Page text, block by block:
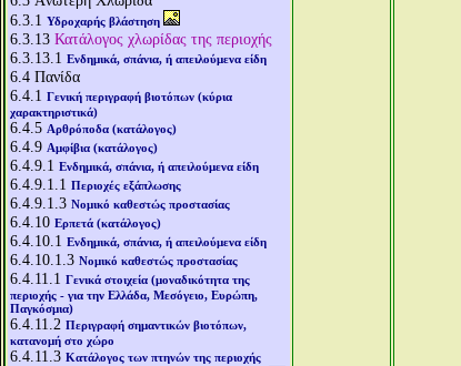
6.3.1 Υδροχαρής βλάστηση
6.3.13 Κατάλογος χλωρίδας της περιοχής
6.3.13.1 Ενδημικά, σπάνια, ή απειλούμενα είδη
6.4 Πανίδα
6.4.1 Γενική περιγραφή βιοτόπων (κύρια
χαρακτηριστικά)
6.4.5 Αρθρόποδα (κατάλογος)
6.4.9 Αμφίβια (κατάλογος)
6.4.9.1 Ενδημικά, σπάνια, ή απειλούμενα είδη
6.4.9.1.1 Περιοχές εξάπλωσης
6.4.9.1.3 Νομικό καθεστώς προστασίας
6.4.10 Ερπετά (κατάλογος)
6.4.10.1 Ενδημικά, σπάνια, ή απειλούμενα είδη
6.4.10.1.3 Νομικό καθεστώς προστασίας
6.4.11.1 Γενικά στοιχεία (μοναδικότητα της
περιοχής - για την Ελλάδα, Μεσόγειο, Ευρώπη,
Παγκόσμια)
6.4.11.2 Περιγραφή σημαντικών βιοτόπων,
κατανομή στο χώρο
6.4.11.3 Κατάλογος των πτηνών της περιοχής